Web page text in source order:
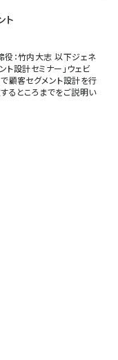
ト
役：竹内大志 以下ジェネ
ト設計セミナー」ウェビ
顧客セグメント設計を行
るところまでをご説明い